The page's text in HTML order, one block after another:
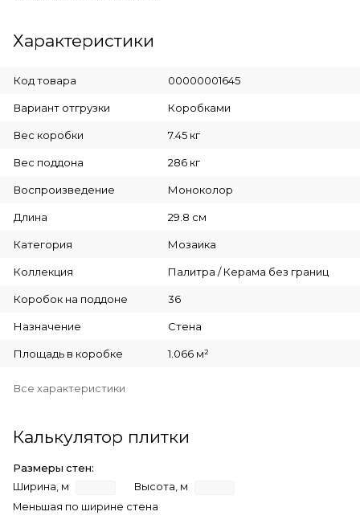
Характеристики
Код товара 00000001645
Вариант отгрузки Коробками
Вес коробки 7.45 кг
Вес поддона 286 кг
Воспроизведение Моноколор
Длина 29.8 см
Категория Мозаика
Коллекция Палитра / Керама без границ
Коробок на поддоне 36
Назначение Стена
Площадь в коробке 1.066 м²
Все характеристики
Калькулятор плитки
Размеры стен:
Ширина, м
Высота, м
Меньшая по ширине стена